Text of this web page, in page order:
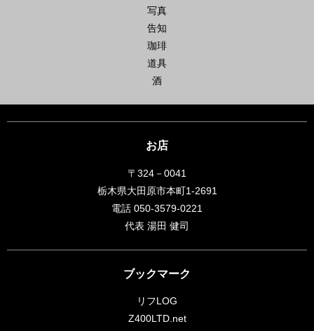
写真
告知
珈琲
道具
酒
お店
〒324－0041
栃木県大田原市本町1-2691
電話 050-3579-0221
代表 湯田 健司
ブックマーク
リフLOG
Z400LTD.net